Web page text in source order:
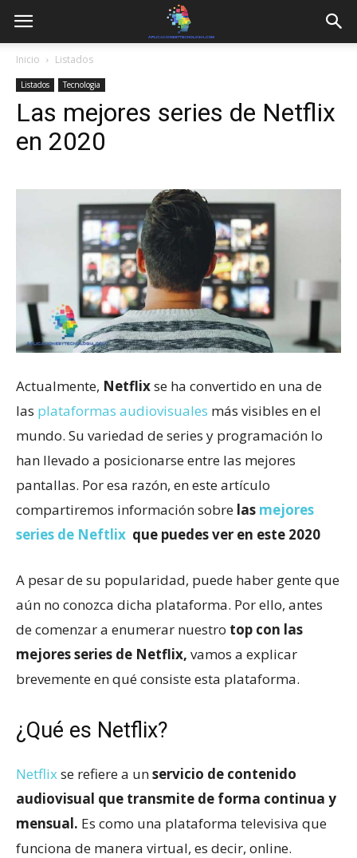
Inicio Listados
Listados Tecnologia
Las mejores series de Netflix
en 2020
Actualmente, Netflixse ha convertido en una de
las plataformas audiovisuales más visibles en el
mundo. Su variedad de series y programación lo
han llevado a posicionarse entre las mejores
pantallas. Por esa razón, en este artículo
compartiremos información sobre las mejores
series de Neftlix que puedes ver en este 2020
A pesar de su popularidad, puede haber gente que
aún no conozca dicha plataforma. Por ello, antes
de comenzar a enumerar nuestro top con las
mejores series de Netflix, vamos a explicar
brevemente en qué consiste esta plataforma.
¿Qué es Netflix?
Netflix se refiere a unservicio de contenido
audiovisual que transmite de forma continua y
mensual. Es como una plataforma televisiva que
funciona de manera virtual, es decir, online.